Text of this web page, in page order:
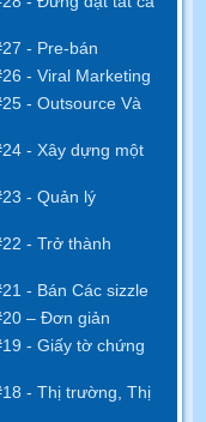
- Pre-bán
- Viral Marketing
- Outsource Và
- Xây dựng một
- Quản lý
- Trở thành
- Bán Các sizzle
– Đơn giản
- Giấy tờ chứng
- Thị trường, Thị